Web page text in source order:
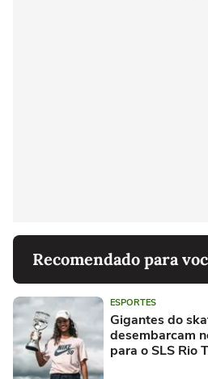
Recomendado para
ESPORTES
Gigantes do
desembarcam
para o SLS Rio